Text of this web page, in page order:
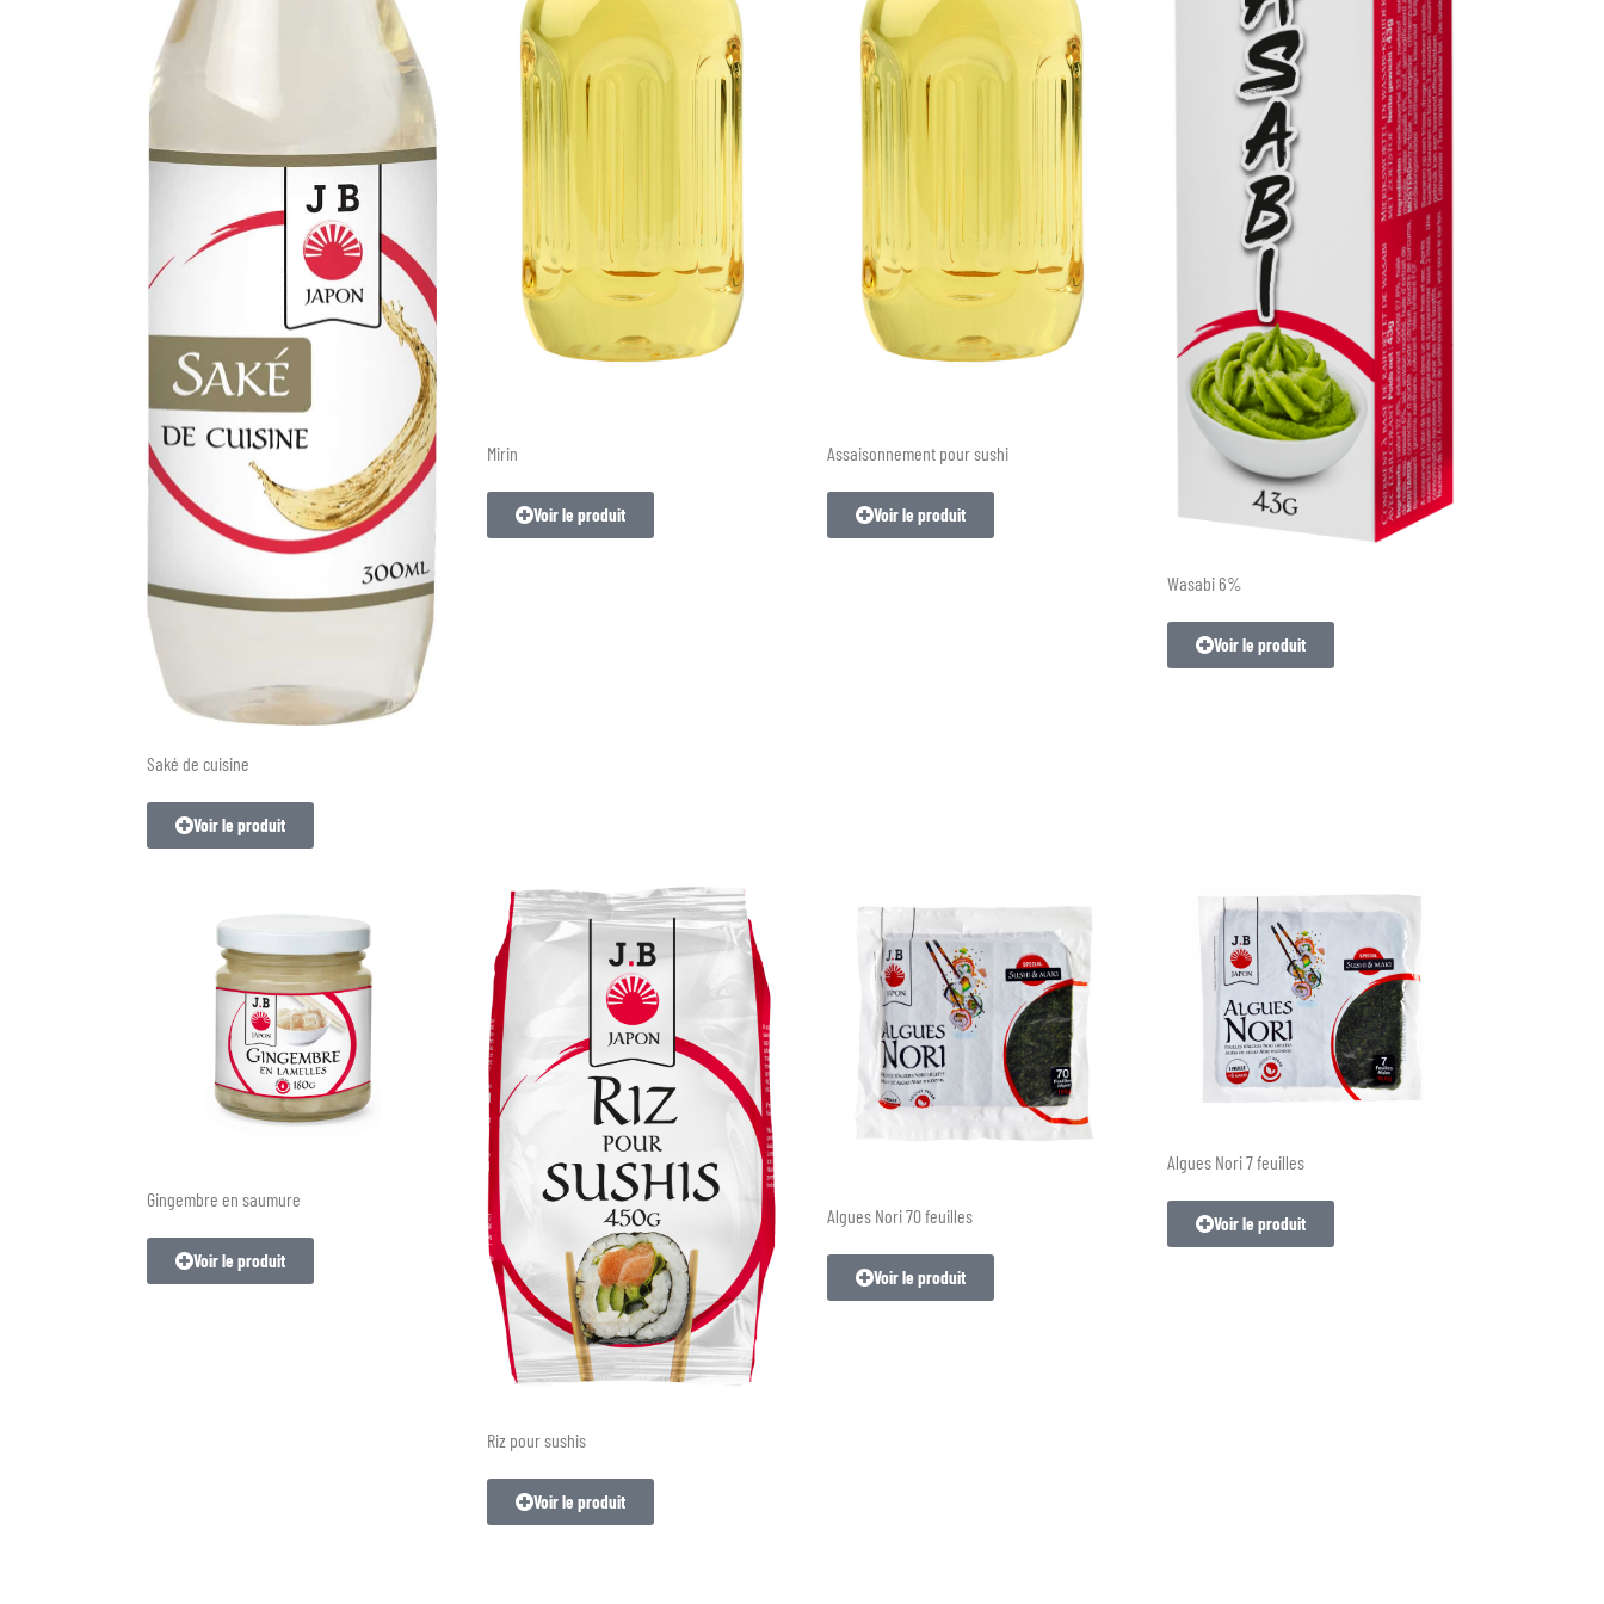
Saké de cuisine
Voir le produit
Mirin
Voir le produit
Assaisonnement pour sushi
Voir le produit
Wasabi 6%
Voir le produit
Gingembre en saumure
Voir le produit
Riz pour sushis
Voir le produit
Algues Nori 70 feuilles
Voir le produit
Algues Nori 7 feuilles
Voir le produit